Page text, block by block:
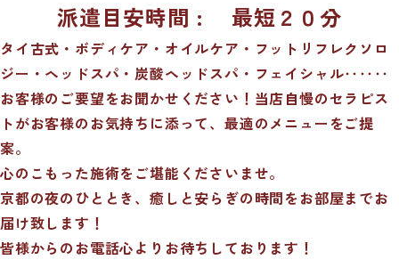
派遣目安時間 : 最短２０分
タイ古式・ボディケア・オイルケア・フットリフレクソロ
ジー・ヘッドスパ・炭酸ヘッドスパ・フェイシャル‥‥‥
お客様のご要望をお聞かせください！当店自慢のセラピス
トがお客様のお気持ちに添って、最適のメニューをご提
案。
心のこもった施術をご堪能くださいませ。
京都の夜のひととき、癒しと安らぎの時間をお部屋までお
届け致します！
皆様からのお電話心よりお待ちしております！